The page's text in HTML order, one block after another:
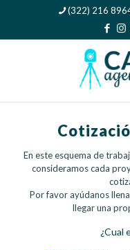
(322) 216
En este esquema de
consideramos cada
Por favor ayúdanos
llegar una
¿Cual